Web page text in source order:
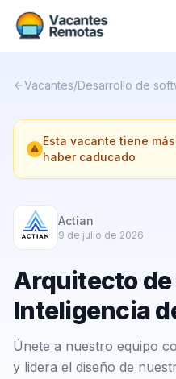
Nosotros
Contacto
Calculadora Freelance
Vacantes/Desarrollo de
Esta vacante tiene
haber caducado
Actian
9 de julio de 2026
Arquitecto
Inteligencia
Únete a nuestro equipo
y lidera el diseño de